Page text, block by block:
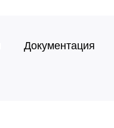
Документация